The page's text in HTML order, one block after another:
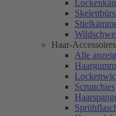
Haar-Accessoires
Alle
Scrunchies